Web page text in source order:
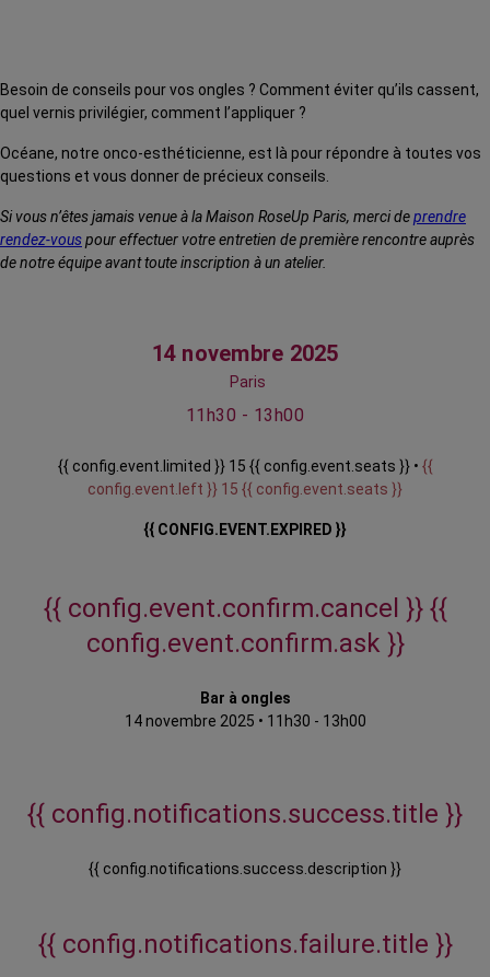
Besoin de conseils pour vos ongles ? Comment éviter qu’ils cassent,
quel vernis privilégier, comment l’appliquer ?
Océane, notre onco-esthéticienne, est là pour répondre à toutes vos
questions et vous donner de précieux conseils.
Si vous n’êtes jamais venue à la Maison RoseUp Paris, merci deprendre
rendez-vouspour effectuer votre entretien de première rencontre auprès
de notre équipe avant toute inscription à un atelier.
14 novembre 2025
Paris
11h30 - 13h00
{{ config.event.limited }} 15 {{ config.event.seats }} • {{
config.event.left }} 15 {{ config.event.seats }}
{{ CONFIG.EVENT.EXPIRED }}
{{ config.event.confirm.cancel }} {{
config.event.confirm.ask }}
Bar à ongles
14 novembre 2025 • 11h30 - 13h00
{{ config.notifications.success.title }}
{{ config.notifications.success.description }}
{{ config.notifications.failure.title }}